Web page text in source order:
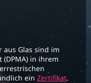
aus Glas sind im
in ihrem
ein Zertifikat.